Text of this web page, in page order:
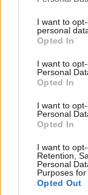
not limited to
grant or deny
use your data
consent section.
I want to
personal
Opted In
I want to
Personal
Opted In
I want to
Personal
Opted In
I want to
Retention,
Personal
Purposes for
Opted Out